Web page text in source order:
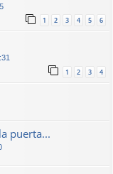
1 2 3 4 5 6
1 2 3 4
puerta...